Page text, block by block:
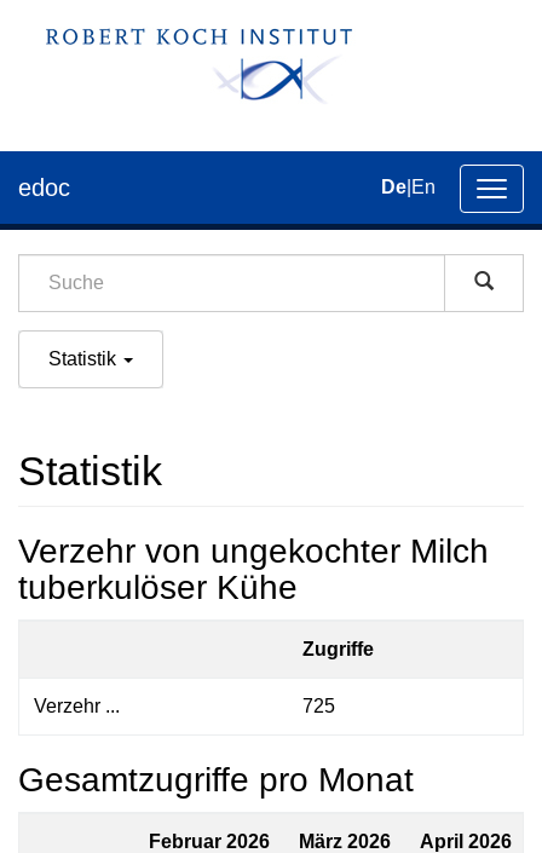
der
edoc De En
Statistik
Statistik
Verzehr von ungekochter Milch
tuberkulöser Kühe
Zugriffe
Verzehr ... 725
Gesamtzugriffe pro Monat
Februar 2026 März 2026 April 2026